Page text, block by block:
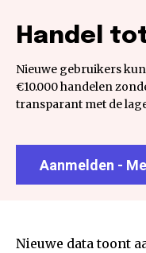
Handel
Nieuwe gebruikers
€10.000 handelen
transparant met de
Aanmelden -
Nieuwe data toont